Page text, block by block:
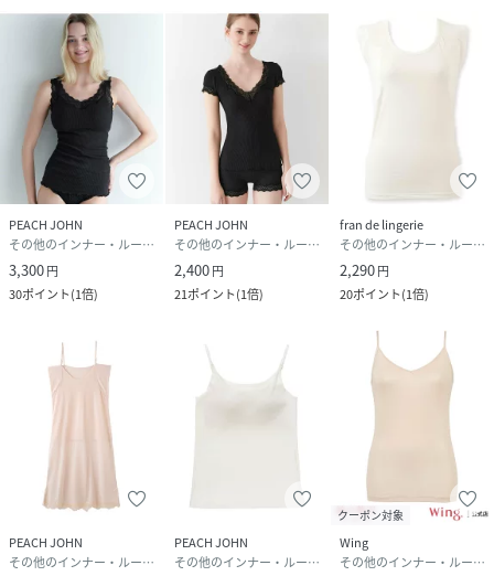
PEACH JOHN
その他のインナー・ルームウェア
3,300円
30ポイント(1倍)
PEACH JOHN
その他のインナー・ルームウェア
2,400円
21ポイント(1倍)
fran de lingerie
その他のインナー・ルームウェア
2,290円
20ポイント(1倍)
PEACH JOHN
その他のインナー・ルームウェア
PEACH JOHN
その他のインナー・ルームウェア
クーポン対象
Wing
その他のインナー・ルームウェア